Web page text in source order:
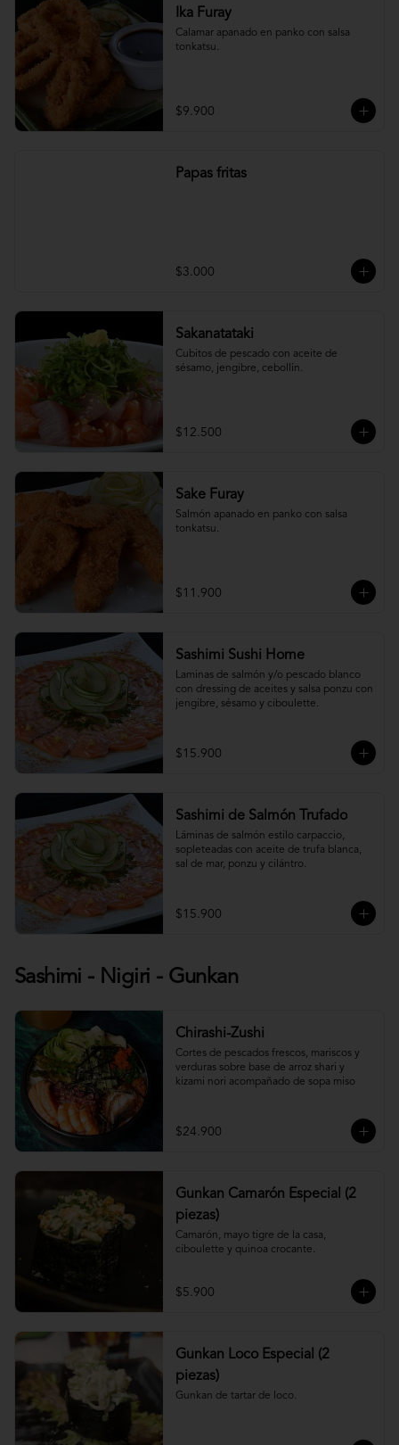
Ika Furay
Calamar apanado en panko con salsa
tonkatsu.
$9.900
Papas fritas
$3.000
Sakanatataki
Cubitos de pescado con aceite de
sésamo, jengibre, cebollín.
$12.500
Sake Furay
Salmón apanado en panko con salsa
tonkatsu.
$11.900
Sashimi Sushi Home
Laminas de salmón y/o pescado blanco
con dressing de aceites y salsa ponzu con
jengibre, sésamo y ciboulette.
$15.900
Sashimi de Salmón Trufado
Láminas de salmón estilo carpaccio,
sopleteadas con aceite de trufa blanca,
sal de mar, ponzu y cilántro.
$15.900
Sashimi - Nigiri - Gunkan
Chirashi-Zushi
Cortes de pescados frescos, mariscos y
verduras sobre base de arroz shari y
kizami nori acompañado de sopa miso
$24.900
Gunkan Camarón Especial (2
piezas)
Camarón, mayo tigre de la casa,
ciboulette y quinoa crocante.
$5.900
Gunkan Loco Especial (2
piezas)
Gunkan de tartar de loco.